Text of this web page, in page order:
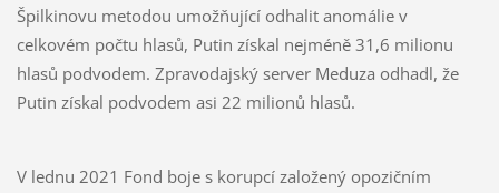
Špilkinovu metodou umožňující odhalit anomálie v
celkovém počtu hlasů, Putin získal nejméně 31,6 milionu
hlasů podvodem. Zpravodajský server Meduza odhadl, že
Putin získal podvodem asi 22 milionů hlasů.
V lednu 2021 Fond boje s korupcí založený opozičním